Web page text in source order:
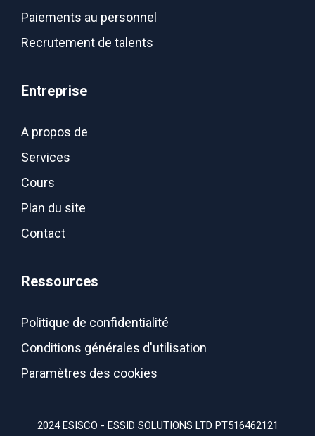
Paiements au personnel
Recrutement de talents
Entreprise
A propos de
Services
Cours
Plan du site
Contact
Ressources
Politique de confidentialité
Conditions générales d'utilisation
Paramètres des cookies
2024 ESISCO - ESSID SOLUTIONS LTD PT516462121